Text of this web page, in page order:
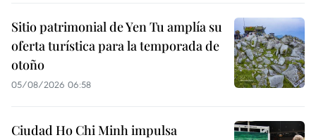
Sitio patrimonial de Yen Tu amplía su
oferta turística para la temporada de
otoño
05/08/2026 06:58
Ciudad Ho Chi Minh impulsa